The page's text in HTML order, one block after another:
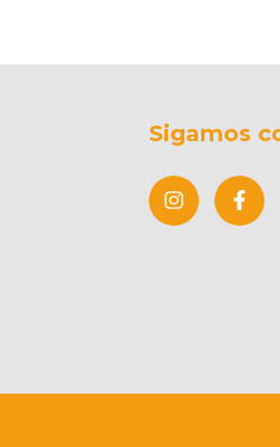
Sigamos